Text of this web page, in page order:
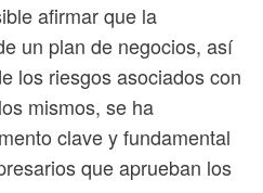
afirmar que la
un plan de negocios, así
los riesgos asociados con
mismos, se ha
clave y fundamental
que aprueban los